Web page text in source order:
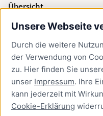
Unsere Webseite
Durch die weitere
der Verwendung von
zu. Hier finden Sie
unser Impressum. Ihre
kann jederzeit mit
Cookie-Erklärung
Übersicht
Bürgerservice
Presse
Newsletter Lübeck:kompakt
Kontakt
Kontakt